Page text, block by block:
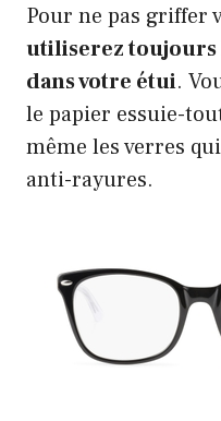
Pour ne pas griffer
utiliserez toujours
dans votre étui.
le papier essuie-
même les verres
anti-rayures.